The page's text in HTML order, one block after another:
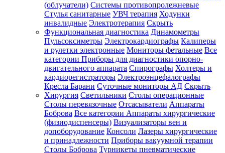
(облучатели) Системы противопролежневые
Стулья санитарные УВЧ терапия Ходунки
инвалидные Электротерапия Скрыть
Функциональная диагностика Динамометры
Пульсоксиметры Электрокардиографы Калиперы
и рулетки электронные Мониторы фетальные Все
категории Приборы для диагностики опорно-
двигательного аппарата Спирографы Холтеры и
кардиорегистраторы Электроэнцефалографы
Кресла Барани Суточные мониторы АД Скрыть
Хирургия Светильники Столы операционные
Столы перевязочные Отсасыватели Аппараты
Боброва Все категории Аппараты хирургические
(физиодиспенсеры) Визуализаторы вен и
допоборудование Консоли Лазеры хирургические
и принадлежности Приборы вакуумной терапии
Столы Боброва Турникеты пневматические